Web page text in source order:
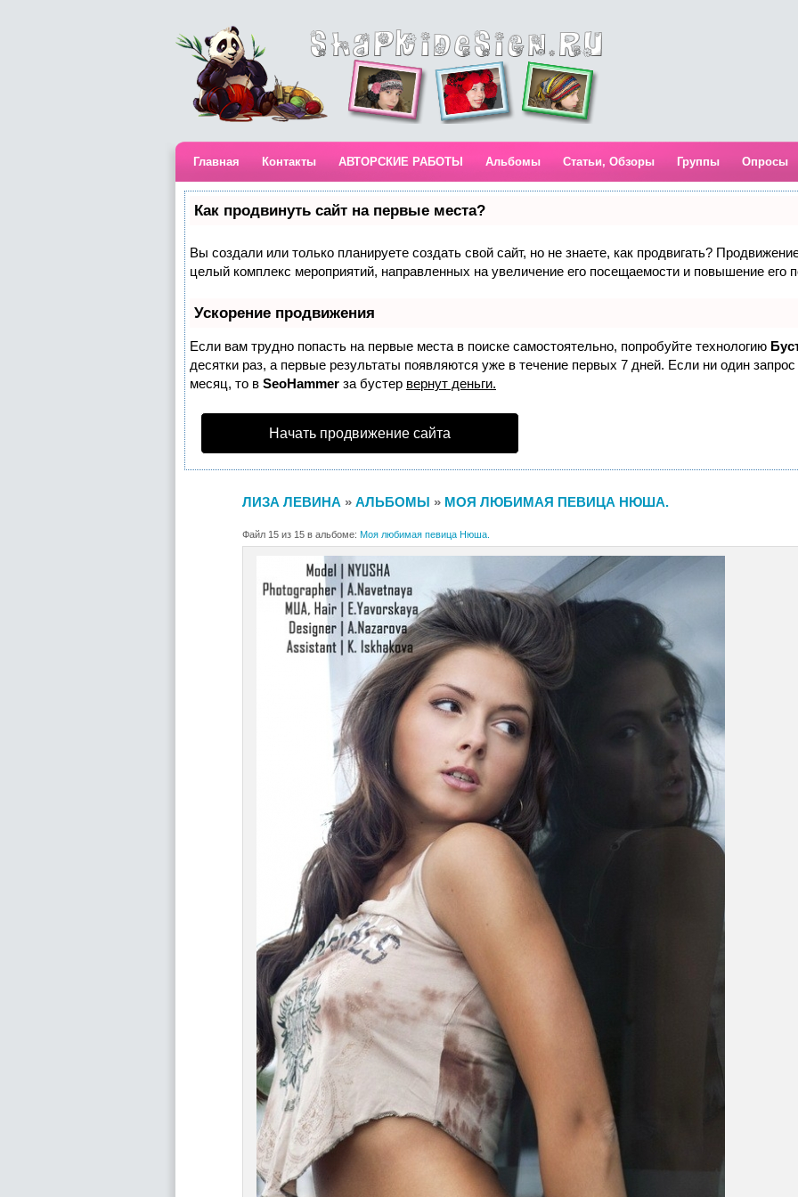
Главная Контакты АВТОРСКИЕ РАБОТЫ Альбомы Статьи, Обзоры Группы Опросы
Как продвинуть сайт на первые места?
Вы создали или только планируете создать свой сайт, но не знаете, как продвигать?
целый комплекс мероприятий, направленных на увеличение его посещаемости и повышение его
Ускорение продвижения
Если вам трудно попасть на первые места в поиске самостоятельно, попробуйте технологию
десятки раз, а первые результаты появляются уже в течение первых 7 дней. Если ни один
месяц, то в SeoHammer за бустер вернут деньги.
Начать продвижение сайта
ЛИЗА ЛЕВИНА » АЛЬБОМЫ » МОЯ ЛЮБИМАЯ ПЕВИЦА НЮША.
Файл 15 из 15 в альбоме: Моя любимая певица Нюша.